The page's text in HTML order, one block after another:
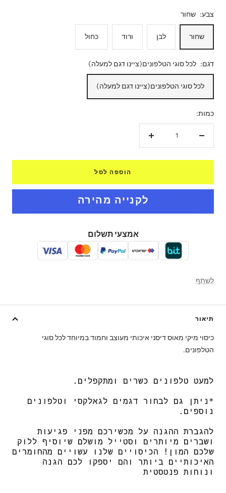
צבע: שחור
שחור לבן ורוד כחול
דגם: לכל סוגי הטלפונים(ציינו דגם למעלה)
לכל סוגי הטלפונים(ציינו דגם למעלה)
כמות:
הגדל
הוספה לסל
אמצעי תשלום
לשתף
תיאור
כיסוי מיקי מאוס דיסני איכותי מעוצב וחמוד במיוחד לכל סוגי
הטלפונים.
למעט טלפונים כשרים ומתקפלים.
*ניתן גם לבחור דגמים לגאלקסי וטלפונים
נוספים.
להגברת ההגנה על מכשירכם מפני פגיעות
ושברים מיותרים וסטייל מושלם שיוסיף ללוק
שלכם המון! הכיסויים שלנו עשויים מהחומרים
האיכותיים ביותר והם יספקו לכם הגנה
ונוחות פנטסטית